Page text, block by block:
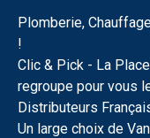
Plomberie,
!
Clic & Pick - La
regroupe pour vous
Distributeurs
Un large choix de